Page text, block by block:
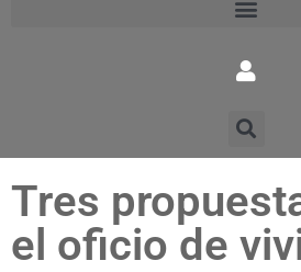
Tres
el oficio de